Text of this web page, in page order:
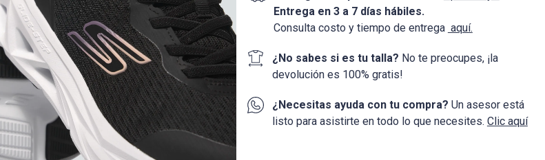
Entrega en 3 a 7 días hábiles.
Consulta costo y tiempo de entrega aquí.
¿No sabes si es tu talla? No te preocupes, ¡la
devoluciónes 100% gratis!
¿Necesitas ayuda con tu compra? Un asesor está
listo para asistirte en todo lo que necesites. Clic aquí